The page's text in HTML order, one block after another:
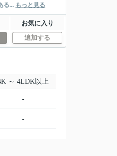
る... もっと見る
お気に入り
追加する
～ 4LDK以上
-
-